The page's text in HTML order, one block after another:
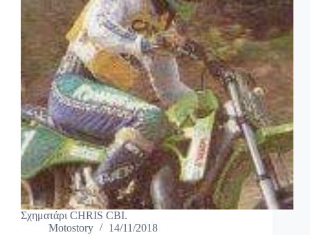
Σχηματάρι CHRIS CBI.
Motostory
14/11/2018